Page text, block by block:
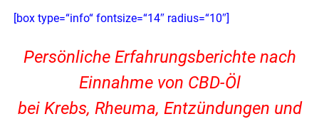
[box type=“info“ fontsize=“14″ radius=“10″]
Persönliche Erfahrungsberichte nach
Einnahme von CBD-Öl
bei Krebs, Rheuma, Entzündungen und